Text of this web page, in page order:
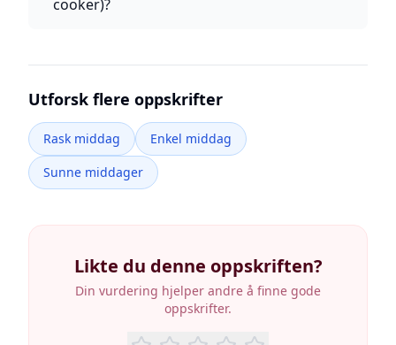
cooker)?
Utforsk flere oppskrifter
Rask middag
Enkel middag
Sunne middager
Likte du denne oppskriften?
Din vurdering hjelper andre å finne gode
oppskrifter.